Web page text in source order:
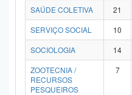
SAÚDE COLETIVA
21
SERVIÇO SOCIAL
10
SOCIOLOGIA
14
ZOOTECNIA /
RECURSOS
PESQUEIROS
7